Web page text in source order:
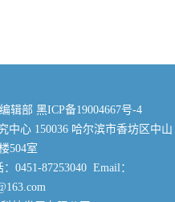
辑部 黑ICP备19004667号-4
中心 150036 哈尔滨市香坊区中山
504室
0451-87253040 Email：